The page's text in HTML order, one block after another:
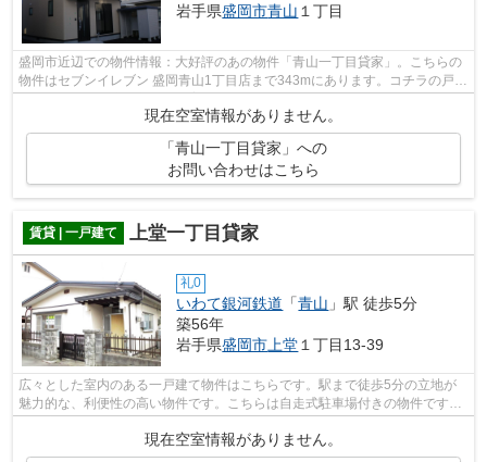
岩手県盛岡市青山 １丁目
盛岡市近辺での物件情報：大好評のあの物件「青山一丁目貸家」。こちらの
物件はセブンイレブン 盛岡青山1丁目店まで343mにあります。コチラの戸建
て物件は周辺環境も良く、子育てにも...
現在空室情報がありません。
「青山一丁目貸家」への
お問い合わせはこちら
賃貸 | 一戸建て 上堂一丁目貸家
礼0
いわて銀河鉄道 「青山 」駅 徒歩5分
築56年
岩手県盛岡市 上堂 １丁目13-39
広々とした室内のある一戸建て物件はこちらです。駅まで徒歩5分の立地が
魅力的な、利便性の高い物件です。こちらは自走式駐車場付きの物件です。
現在空室情報がありません。